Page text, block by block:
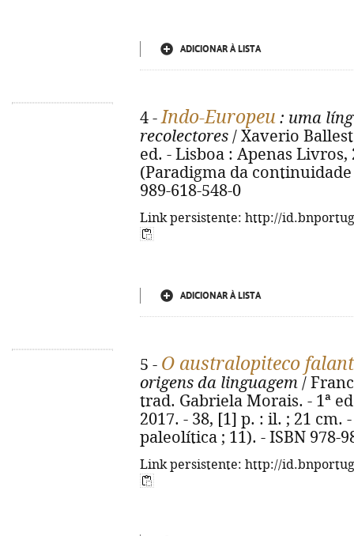
ADICIONAR À LISTA
4 -Indo-Europeu : uma
recolectores / Xaverio
ed. - Lisboa : Apenas Livros,
(Paradigma da
989-618-548-0
Link persistente: http://
ADICIONAR À LISTA
5 - O australopiteco
origens da linguagem /
trad. Gabriela Morais. - 1ª
2017. - 38, [1] p. : il. ; 21
paleolítica ; 11). - ISBN 978-
Link persistente: http://